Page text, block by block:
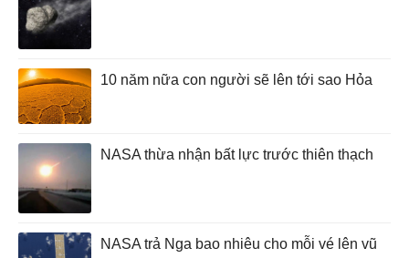
10 năm nữa con người sẽ lên tới sao Hỏa
NASA thừa nhận bất lực trước thiên thạch
NASA trả Nga bao nhiêu cho mỗi vé lên vũ